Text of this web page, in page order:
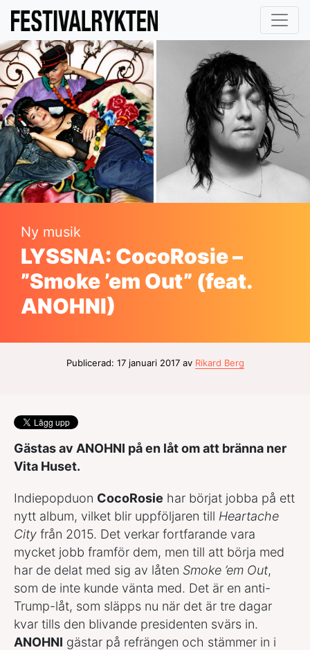
Ny musik
LYSSNA: CocoRosie –
”Smoke ’em Out” (feat.
ANOHNI)
Publicerad: 17 januari 2017 av Rikard Berg
Gästas av ANOHNI på en låt om att bränna ner
Vita Huset.
Indiepopduon CocoRosie har börjat jobba på ett
nytt album, vilket blir uppföljaren till Heartache
City från 2015. Det verkar fortfarande vara
mycket jobb framför dem, men till att börja med
har de delat med sig av låten Smoke ’em Out,
som de inte kunde vänta med. Det är en anti-
Trump-låt, som släpps nu när det är tre dagar
kvar tills den blivande presidenten svärs in.
ANOHNI gästar på refrängen och stämmer in i